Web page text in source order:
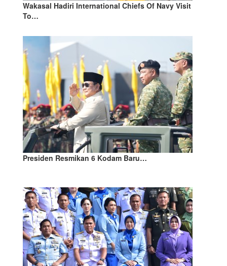
Wakasal Hadiri International Chiefs Of Navy Visit
To…
Presiden Resmikan 6 Kodam Baru…